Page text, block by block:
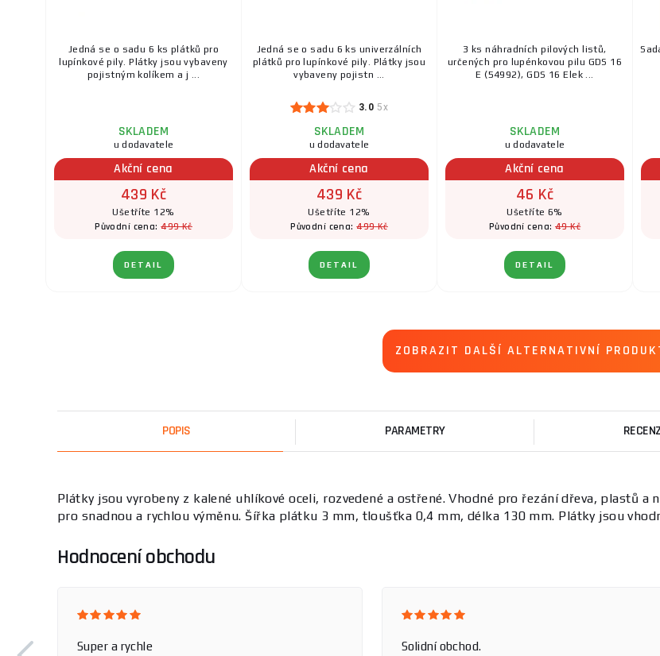
Jedná se o sadu 6 ks plátků pro
lupínkové pily. Plátky jsou vybaveny
pojistným kolíkem a j ...
SKLADEM
u dodavatele
Akční cena
439 Kč
Ušetříte 12%
Původní cena:499 Kč
DETAIL
Jedná se o sadu 6 ks univerzálních
plátků pro lupínkové pily. Plátky jsou
vybaveny pojistn ...
3.0 5x
SKLADEM
u dodavatele
Akční cena
439 Kč
Ušetříte 12%
Původní cena:499 Kč
DETAIL
3 ks náhradních pilových listů,
určených pro lupénkovou pilu GDS 16
E (54992), GDS 16 Elek ...
SKLADEM
u dodavatele
Akční cena
46 Kč
Ušetříte 6%
Původní cena: 49 Kč
DETAIL
ZOBRAZIT DALŠÍ ALTERNATIVNÍ
POPIS PARAMETRY
Plátky jsou vyrobeny z kalené uhlíkové oceli, rozvedené a ostřené. Vhodné pro řezání dřeva, plastů a
pro snadnou a rychlou výměnu. Šířka plátku 3 mm, tloušťka 0,4 mm, délka 130 mm. Plátky jsou
Hodnocení obchodu
Super a rychle Solidní obchod.